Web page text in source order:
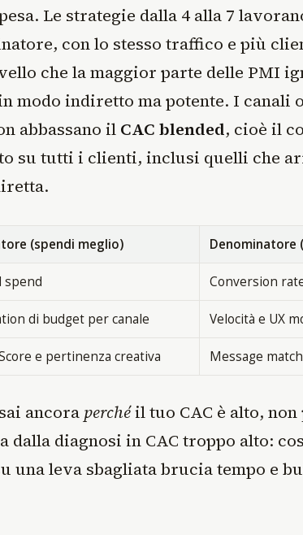
Le strategie dalla 4 alla 7
con lo stesso traffico e più
che la maggior parte delle PMI
modo indiretto ma potente. I canali
abbassano il CAC blended, cioè il
su tutti i clienti, inclusi quelli che
(spendi meglio) Denominatore
spend Conversion
di budget per canale Velocità e UX
e pertinenza creativa Message
ancora perchéil tuo CAC è alto,
dalla diagnosi in CAC troppo alto:
una leva sbagliata brucia tempo e